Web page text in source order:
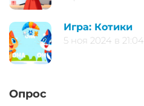
Игра: Котики
5 ноя 2024 в 21:04
Опрос